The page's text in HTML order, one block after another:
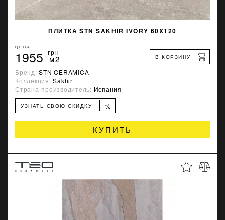
ПЛИТКА STN SAKHIR IVORY 60X120
ЦЕНА
1955 грн
м2 В КОРЗИНУ
Бренд:STN CERAMICA
Коллекция:Sakhir
Страна-производитель: Испания
УЗНАТЬ СВОЮ СКИДКУ %
КУПИТЬ